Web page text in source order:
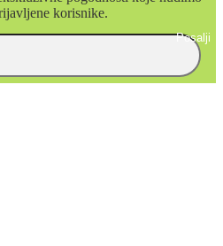
korisnike.
Posalji